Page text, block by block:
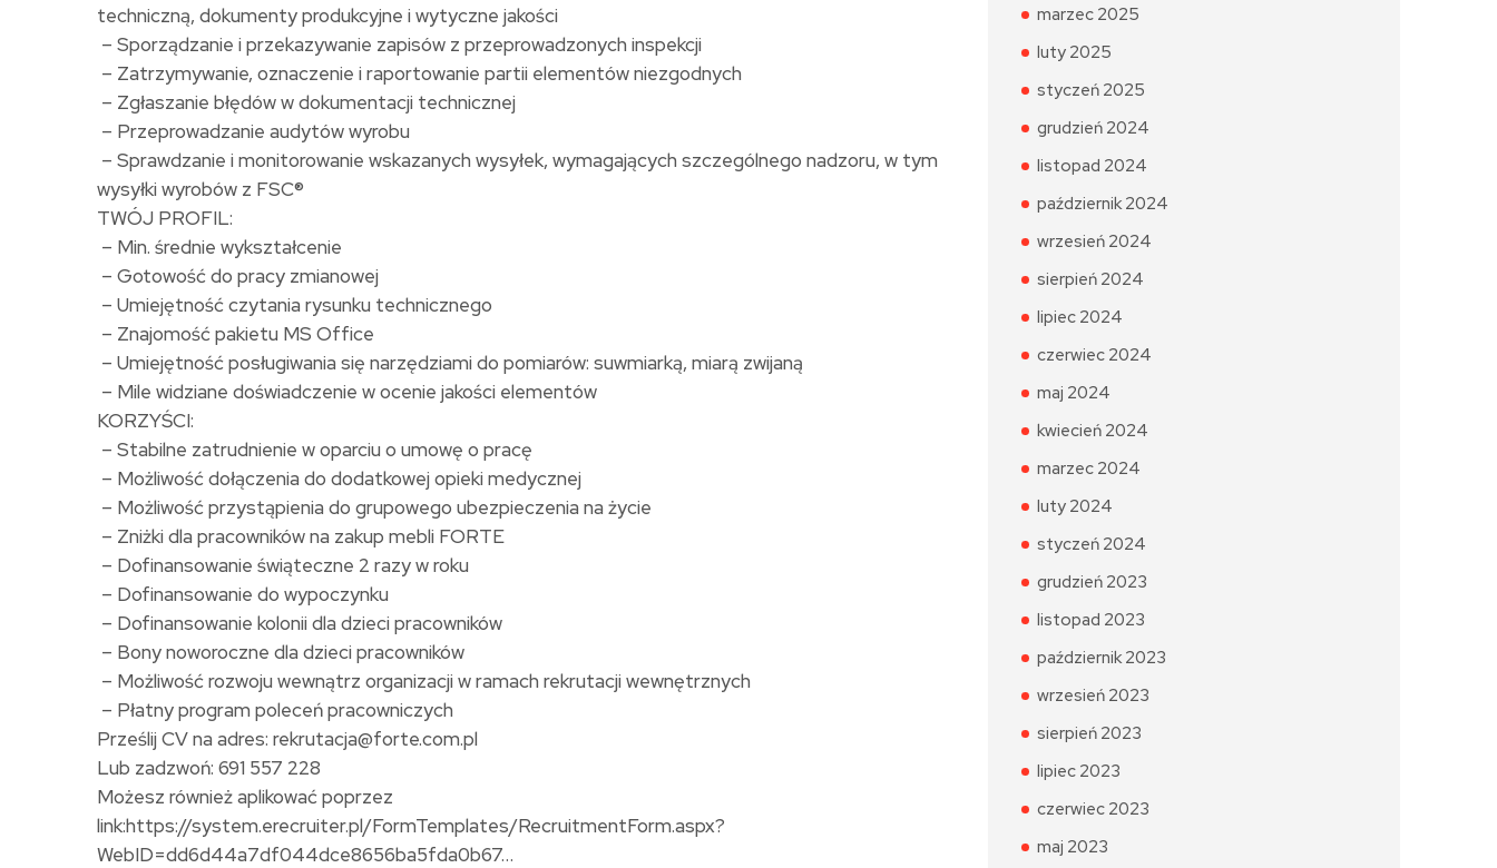
techniczną, dokumenty produkcyjne i wytyczne jakości
– Sporządzanie i przekazywanie zapisów z przeprowadzonych inspekcji
– Zatrzymywanie, oznaczenie i raportowanie partii elementów niezgodnych
– Zgłaszanie błędów w dokumentacji technicznej
– Przeprowadzanie audytów wyrobu
– Sprawdzanie i monitorowanie wskazanych wysyłek, wymagających szczególnego nadzoru, w tym
wysyłki wyrobów z FSC®
TWÓJ PROFIL:
– Min. średnie wykształcenie
– Gotowość do pracy zmianowej
– Umiejętność czytania rysunku technicznego
– Znajomość pakietu MS Office
– Umiejętność posługiwania się narzędziami do pomiarów: suwmiarką, miarą zwijaną
– Mile widziane doświadczenie w ocenie jakości elementów
KORZYŚCI:
– Stabilne zatrudnienie w oparciu o umowę o pracę
– Możliwość dołączenia do dodatkowej opieki medycznej
– Możliwość przystąpienia do grupowego ubezpieczenia na życie
– Zniżki dla pracowników na zakup mebli FORTE
– Dofinansowanie świąteczne 2 razy w roku
– Dofinansowanie do wypoczynku
– Dofinansowanie kolonii dla dzieci pracowników
– Bony noworoczne dla dzieci pracowników
– Możliwość rozwoju wewnątrz organizacji w ramach rekrutacji wewnętrznych
– Płatny program poleceń pracowniczych
Prześlij CV na adres: rekrutacja@forte.com.pl
Lub zadzwoń: 691 557 228
Możesz również aplikować poprzez
link:https://system.erecruiter.pl/FormTemplates/RecruitmentForm.aspx?
WebID=dd6d44a7df044dce8656ba5fda0b67…
marzec 2025
luty 2025
styczeń 2025
grudzień 2024
listopad 2024
październik 2024
wrzesień 2024
sierpień 2024
lipiec 2024
czerwiec 2024
maj 2024
kwiecień 2024
marzec 2024
luty 2024
styczeń 2024
grudzień 2023
listopad 2023
październik 2023
wrzesień 2023
sierpień 2023
lipiec 2023
czerwiec 2023
maj 2023